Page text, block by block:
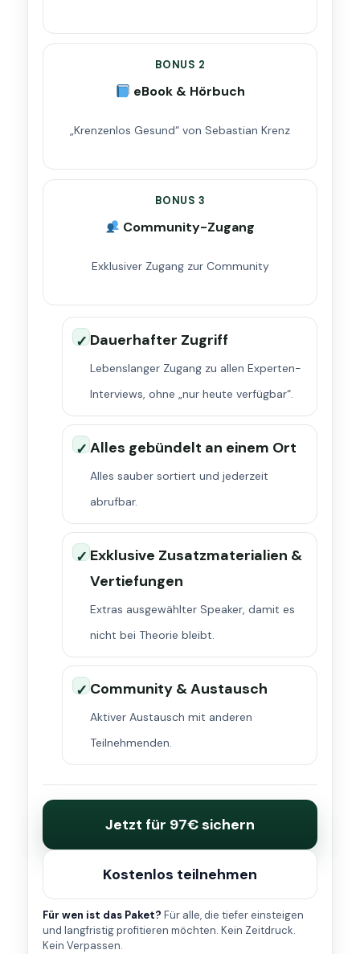
BONUS 2
eBook & Hörbuch
„Krenzenlos Gesund“ von Sebastian Krenz
BONUS 3
Community-Zugang
Exklusiver Zugang zur Community
✓Dauerhafter Zugriff
Lebenslanger Zugang zu allen Experten-
Interviews, ohne „nur heute verfügbar“.
✓Alles gebündelt an einem Ort
Alles sauber sortiert und jederzeit
abrufbar.
✓Exklusive Zusatzmaterialien &
Vertiefungen
Extras ausgewählter Speaker, damit es
nicht bei Theorie bleibt.
✓Community & Austausch
Aktiver Austausch mit anderen
Teilnehmenden.
Jetzt für 97€ sichern
Kostenlos teilnehmen
Für wen ist das Paket? Für alle, die tiefer einsteigen
und langfristig profitieren möchten. Kein Zeitdruck.
Kein Verpassen.